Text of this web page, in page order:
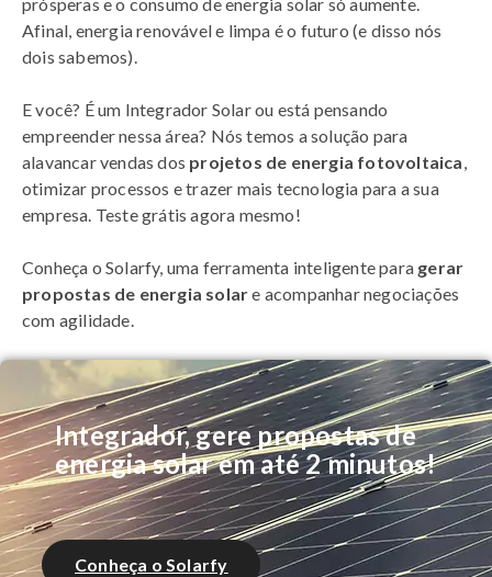
Afinal, energia renovável e limpa é o futuro (e disso nós
dois sabemos).
E você? É um Integrador Solar ou está pensando
empreender nessa área? Nós temos a solução para
alavancar vendas dos projetos de energia fotovoltaica,
otimizar processos e trazer mais tecnologia para a sua
empresa. Teste grátis agora mesmo!
Conheça o Solarfy, uma ferramenta inteligente para gerar
propostas de energia solare acompanhar negociações
com agilidade.
Integrador, gere propostas de
energia solar em até 2 minutos!
Conheça o Solarfy